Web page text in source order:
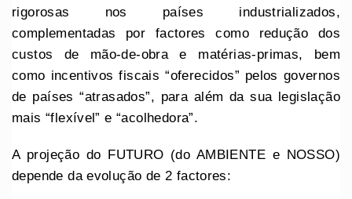
rigorosas nos países industrializados,
complementadas por factores como redução dos
custos de mão-de-obra e matérias-primas, bem
como incentivos fiscais “oferecidos” pelos governos
de países “atrasados”, para além da sua legislação
mais “flexível” e “acolhedora”.
A projeção do FUTURO (do AMBIENTE e NOSSO)
depende da evolução de 2 factores: